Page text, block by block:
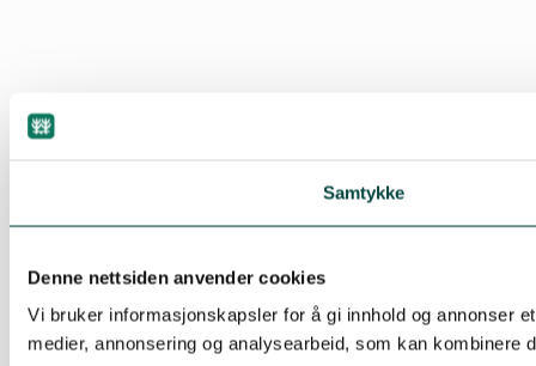
Samtykke
Denne nettsiden anvender cookies
Vi bruker informasjonskapsler for å gi innhold og annonser
medier, annonsering og analysearbeid, som kan